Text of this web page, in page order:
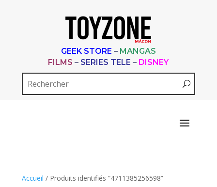
GEEK STORE – MANGAS
FILMS – SERIES TELE – DISNEY
Accueil / Produits identifiés “4711385256598”